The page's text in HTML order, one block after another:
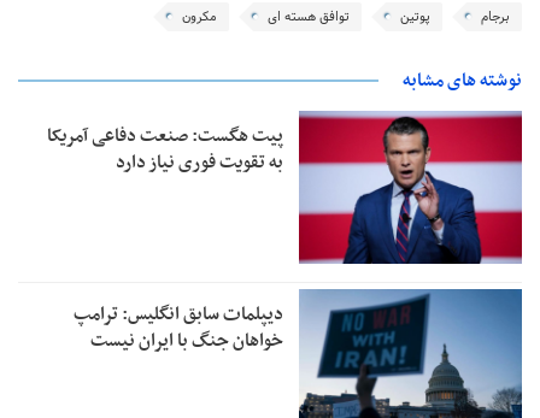
برجام پوتین توافق هسته ای مکرون
نوشته های مشابه
پیت هگست: صنعت دفاعی آمریکا
به تقویت فوری نیاز دارد
دیپلمات سابق انگلیس:‌ ترامپ
خواهان جنگ با ایران نیست